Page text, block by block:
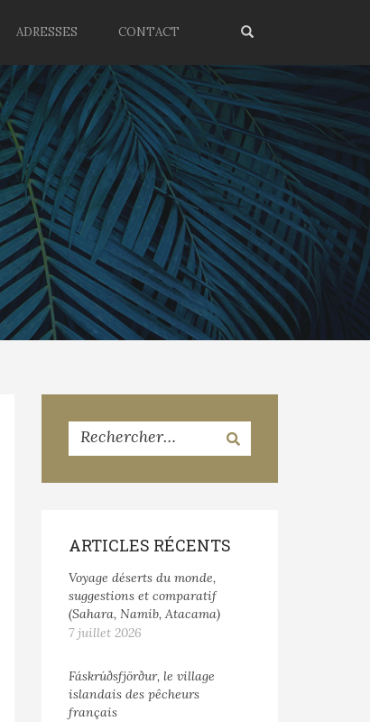
ADRESSES CONTACT
ARTICLES RÉCENTS
Voyage déserts du monde,
suggestions et comparatif
(Sahara, Namib, Atacama)
7 juillet 2026
Fáskrúðsfjörður, le village
islandais des pêcheurs
français